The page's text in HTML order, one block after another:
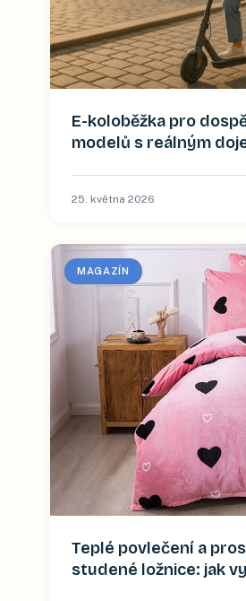
E-koloběžka pro
modelů s reálným
25. května 2026
MAGAZÍN
Teplé povlečení a
studené ložnice: jak